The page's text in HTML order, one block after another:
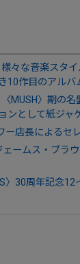
々な音楽スタ
10作目のアルバ
MUSH〉期の
ンとして紙ジャ
ー店長によるセ
ームス・ブラ
〉30周年記念